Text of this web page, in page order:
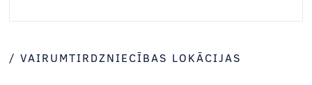
/ VAIRUMTIRDZNIECĪBAS LOKĀCIJAS